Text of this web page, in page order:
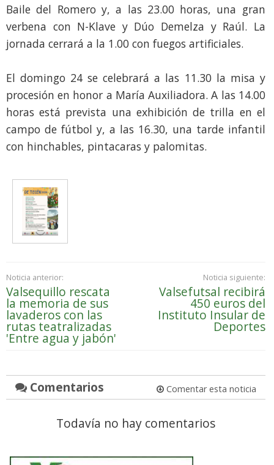
Baile del Romero y, a las 23.00 horas, una gran
verbena con N-Klave y Dúo Demelza y Raúl. La
jornada cerrará a la 1.00 con fuegos artificiales.
El domingo 24 se celebrará a las 11.30 la misa y
procesión en honor a María Auxiliadora. A las 14.00
horas está prevista una exhibición de trilla en el
campo de fútbol y, a las 16.30, una tarde infantil
con hinchables, pintacaras y palomitas.
Noticia anterior:
Valsequillo rescata
la memoria de sus
lavaderos con las
rutas teatralizadas
'Entre agua y jabón'
Noticia siguiente:
Valsefutsal recibirá
450 euros del
Instituto Insular de
Deportes
Comentarios Comentar esta noticia
Todavía no hay comentarios